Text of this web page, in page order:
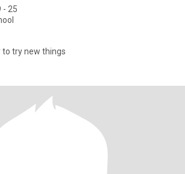
- 25
to try new things